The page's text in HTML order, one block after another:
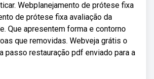
Webplanejamento de prótese fixa
de prótese fixa avaliação da
Que apresentem forma e contorno
que removidas. Webveja grátis o
passo restauração pdf enviado para a